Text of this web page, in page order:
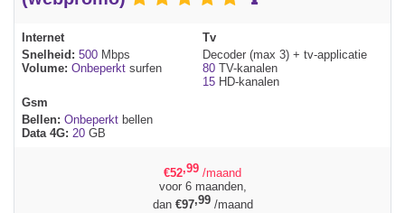
Internet
Snelheid: 500 Mbps
Volume: Onbeperkt surfen
Tv
Decoder (max 3) + tv-applicatie
80 TV-kanalen
15 HD-kanalen
Gsm
Bellen: Onbeperkt bellen
Data 4G: 20 GB
€52,99 /maand
voor 6 maanden,
dan €97,99/maand